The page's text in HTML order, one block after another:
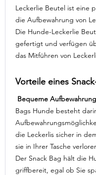
Leckerlie Beutel ist eine
die Aufbewahrung von
Die Hunde-Leckerlie
gefertigt und verfügen
das Mitführen von
Vorteile eines
Bequeme
Bags Hunde besteht
die Leckerlis sicher in
sie in Ihrer Tasche
Der Snack Bag hält die
griffbereit, egal ob Sie